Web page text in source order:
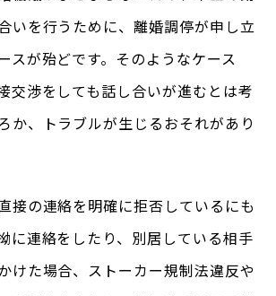
いを行うために、離婚調停が申し立
スが殆どです。そのようなケース
交渉をしても話し合いが進むとは考
か、トラブルが生じるおそれがあり
接の連絡を明確に拒否しているにも
に連絡をしたり、別居している相手
けた場合、ストーカー規制法違反や